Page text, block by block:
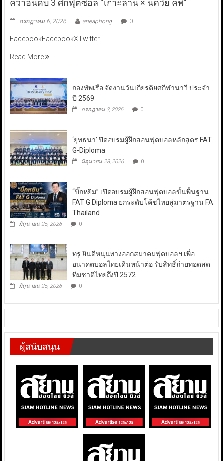
คว้าอันดับ 3 ศึกฟุตซอล “เกาะล้าน × นัควีย์ คัพ”
กรกฎาคม 6, 2026 aneaphong 0
FacebookFacebookXTwitter
Read More
กองทัพเรือ จัดงานวันเกียรติยศกีฬานาวี ประจำ
ปี 2569
กรกฎาคม 3, 2026 0
‘ยุทธนา’ ปิดอบรมผู้ฝึกสอนฟุตบอลหลักสูตร FAT
G-Diploma
มิถุนายน 28, 2026 0
“บิ๊กหยิม” เปิดอบรมผู้ฝึกสอนฟุตบอลขั้นพื้นฐาน
FAT G Diploma ยกระดับโค้ชไทยสู่มาตรฐาน FA
Thailand
มิถุนายน 25, 2026 0
ทรู ยินดีหนุนทางออกสมาคมฟุตบอลฯ เพื่อ
อนาคตบอลไทยเดินหน้าต่อ รับสิทธิ์ถ่ายทอดสด
ทีมชาติไทยถึงปี 2572
มิถุนายน 25, 2026 0
ผู้สนับสนุน